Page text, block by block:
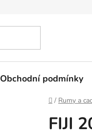
Obchodní podmínky
Domů
/ Rumy a
FIJI